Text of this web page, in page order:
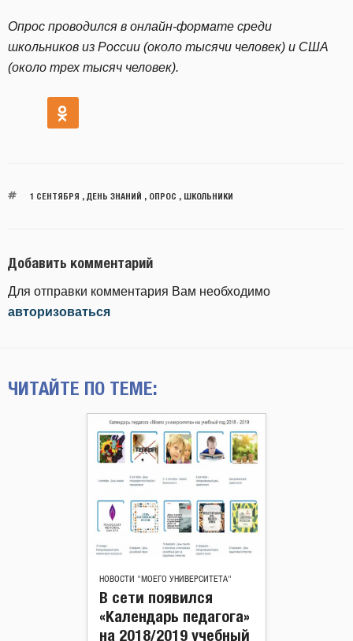
Опрос проводился в онлайн-формате среди
школьников из России (около тысячи человек) и США
(около трех тысяч человек).
1 СЕНТЯБРЯ , ДЕНЬ ЗНАНИЙ , ОПРОС , ШКОЛЬНИКИ
Добавить комментарий
Для отправки комментария Вам необходимо
авторизоваться
ЧИТАЙТЕ ПО ТЕМЕ:
НОВОСТИ "МОЕГО УНИВЕРСИТЕТА"
В сети появился
«Календарь педагога»
на 2018/2019 учебный